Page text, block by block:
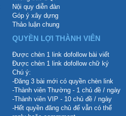
Nội quy diễn đàn
Góp ý xây dựng
Thảo luận chung
QUYỀN LỢI THÀNH VIÊN
Được chèn 1 link dofollow bài viết
Được chèn 1 link dofollow chữ ký
Chú ý:
-Đăng 3 bài mới có quyền chèn link
-Thành viên Thường - 1 chủ đề / ngày
-Thành viên VIP - 10 chủ đề / ngày
-Hết quyền đăng chủ để vẫn có thể